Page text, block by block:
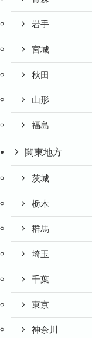
岩手
宮城
秋田
山形
福島
関東地方
茨城
栃木
群馬
埼玉
千葉
東京
神奈川